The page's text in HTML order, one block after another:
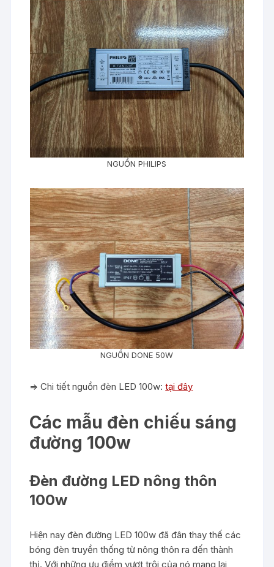
NGUỒN PHILIPS
NGUỒN DONE 50W
=> Chi tiết nguồn đèn LED 100w:tại đây
Các mẫu đèn chiếu sáng
đường 100w
Đèn đường LED nông thôn
100w
Hiện nay đèn đường LED 100w đã đân thay thế các
bóng đèn truyền thống từ nông thôn ra đến thành
thị. Với những ưu điểm vượt trội của nó mang lại